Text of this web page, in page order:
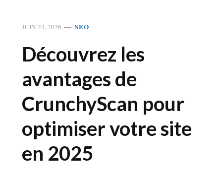
JUIN 23, 2026 SEO
Découvrez les
avantages de
CrunchyScan pour
optimiser votre site
en 2025